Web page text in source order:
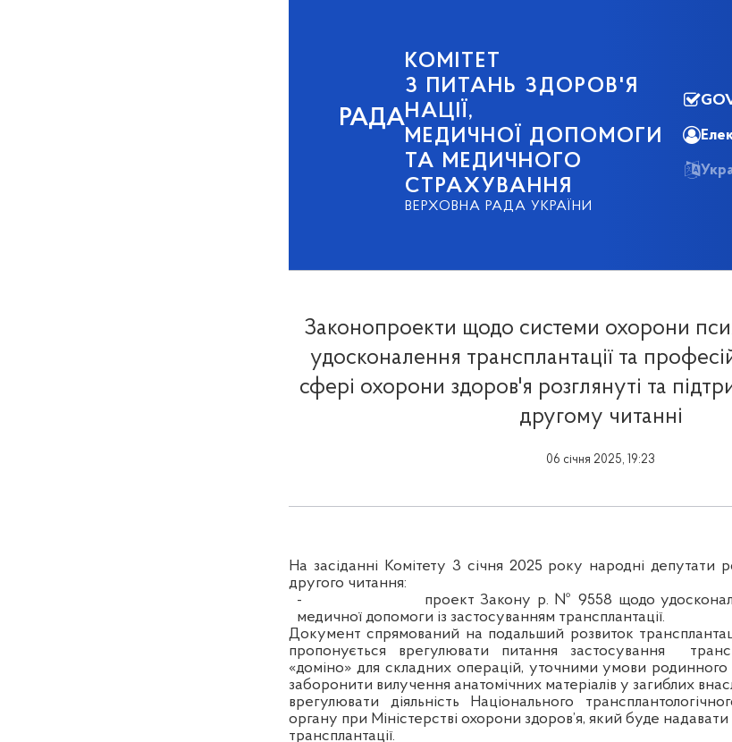
РАДА
КОМІТЕТ
З ПИТАНЬ ЗДОРОВ'Я
НАЦІЇ,
МЕДИЧНОЇ ДОПОМОГИ
ТА МЕДИЧНОГО
СТРАХУВАННЯ
ВЕРХОВНА РАДА УКРАЇНИ
Законопроекти щодо системи охорони
удосконалення трансплантації та
сфері охорони здоров'я розглянуті та
другому читанні
06 січня 2025, 19:23
На засіданні Комітету 3 січня 2025 року народні депутати
другого читання:
-
проект Закону р. № 9558 щодо
медичної допомоги із застосуванням трансплантації.
Документ спрямований на подальший розвиток
пропонується врегулювати питання застосування
«доміно» для складних операцій, уточними умови родинного
заборонити вилучення анатомічних матеріалів у загиблих
врегулювати діяльність Національного
органу при Міністерстві охорони здоров’я, який буде
трансплантації.